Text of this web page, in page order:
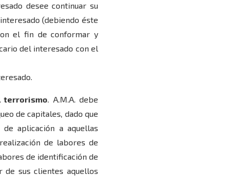
desee continuar su
(debiendo éste
el fin de conformar y
del interesado con el
terrorismo. A.M.A. debe
de capitales, dado que
aplicación a aquellas
de labores de
de identificación de
de sus clientes aquellos